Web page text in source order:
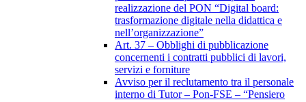
realizzazione del PON “Digital board:
trasformazione digitale nella didattica e
nell’organizzazione”
Art. 37 – Obblighi di pubblicazione
concernenti i contratti pubblici di lavori,
servizi e forniture
Avviso per il reclutamento tra il personale
interno di Tutor – Pon-FSE – “Pensiero